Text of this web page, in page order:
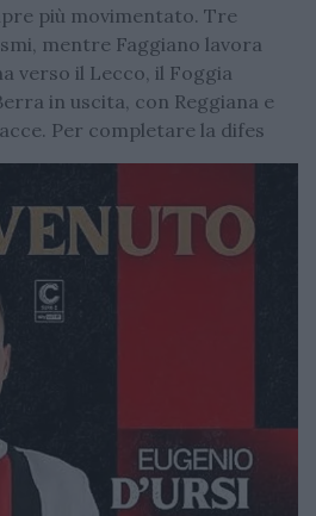
più movimentato. Tre
mentre Faggiano lavora
verso il Lecco, il Foggia
in uscita, con Reggiana e
Per completare la difes